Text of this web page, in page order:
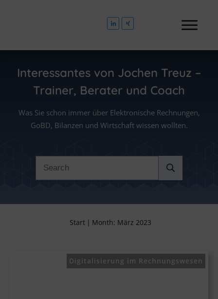
Interessantes von Jochen Treuz –
Trainer, Berater und Coach
Was Sie schon immer über Elektronische Rechnungen,
GoBD, Bilanzen und Wirtschaft wissen wollten.
Start | Month: März 2023
Digitalisierung im Rechnungswesen